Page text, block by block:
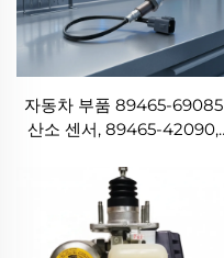
자동차 부품 89465-69085
산소 센서, 89465-42090,
28290 토요타 4러너, 프라
도, 수프라, 랜드 크루저용 O2
센서